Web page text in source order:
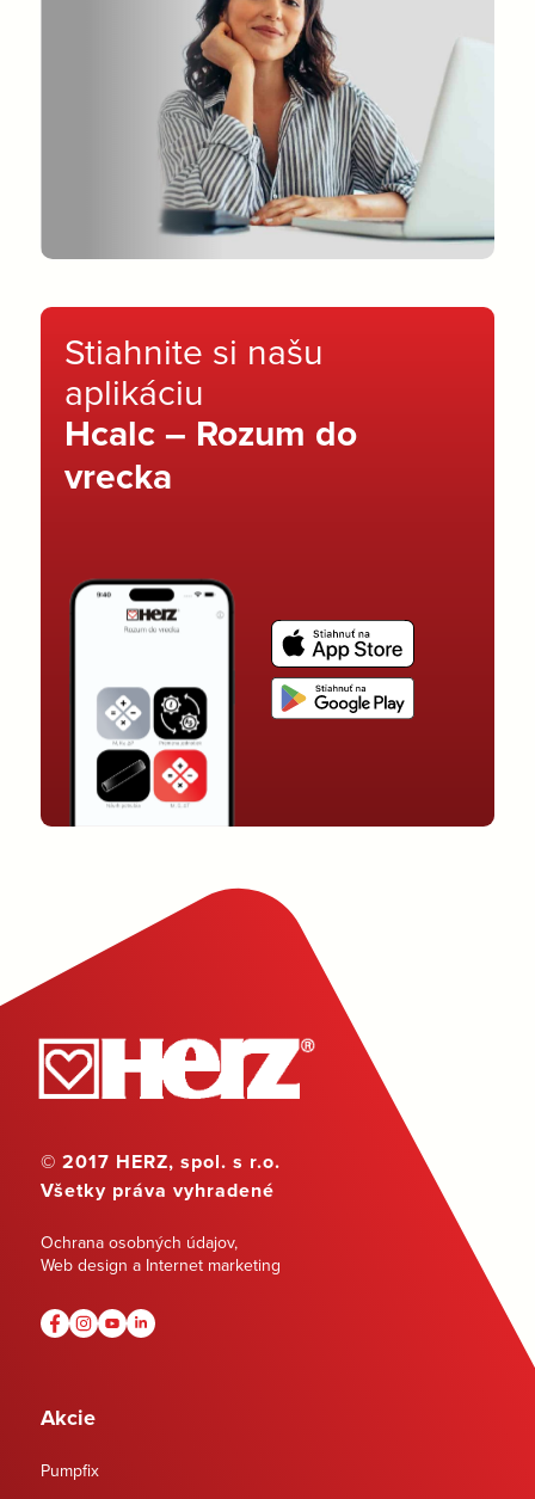
Stiahnite si našu
aplikáciu
Hcalc – Rozum do
vrecka
© 2017 HERZ, spol. s r.o.
Všetky práva vyhradené
Ochrana osobných údajov,
Web design a Internet marketing
Akcie
Pumpfix